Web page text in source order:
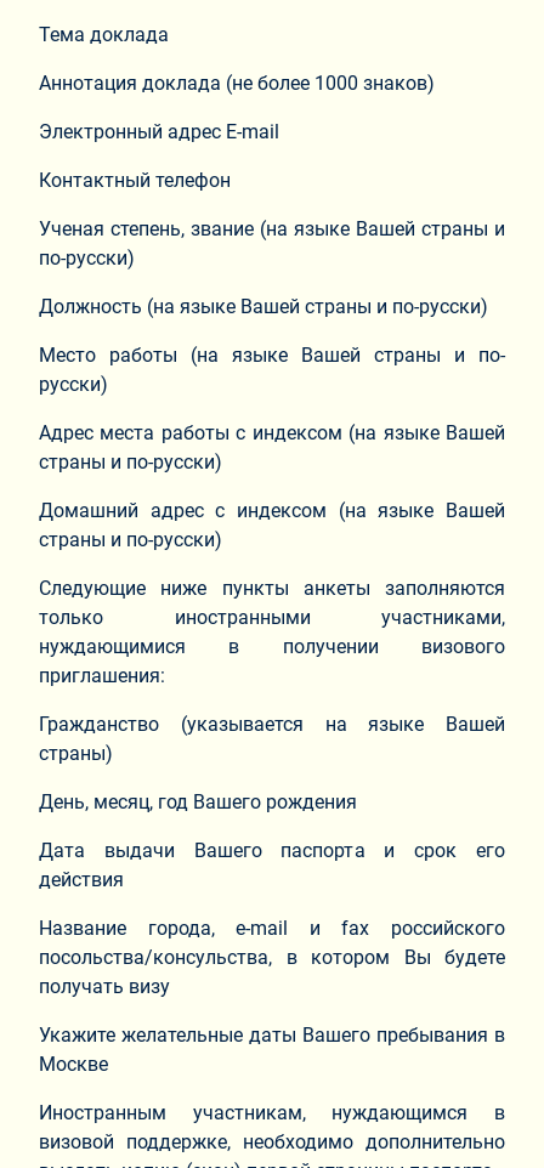
Тема доклада
Аннотация доклада (не более 1000 знаков)
Электронный адрес E-mail
Контактный телефон
Ученая степень, звание (на языке Вашей страны и
по-русски)
Должность (на языке Вашей страны и по-русски)
Место работы (на языке Вашей страны и по-
русски)
Адрес места работы с индексом (на языке Вашей
страны и по-русски)
Домашний адрес с индексом (на языке Вашей
страны и по-русски)
Следующие ниже пункты анкеты заполняются
только иностранными участниками,
нуждающимися в получении визового
приглашения:
Гражданство (указывается на языке Вашей
страны)
День, месяц, год Вашего рождения
Дата выдачи Вашего паспорта и срок его
действия
Название города, e-mail и fax российского
посольства/консульства, в котором Вы будете
получать визу
Укажите желательные даты Вашего пребывания в
Москве
Иностранным участникам, нуждающимся в
визовой поддержке, необходимо дополнительно